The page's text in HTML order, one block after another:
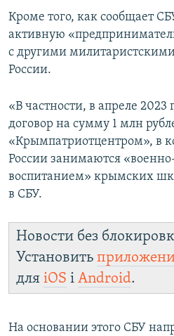
Кроме того, как сообщает
активную
с другими
России.
«В частности, в апреле 2023
договор на сумму 1 млн
«Крымпатриотцентром», в
России занимаются
воспитанием» крымских
в СБУ.
Новости без
Установить
для iOS і Android.
На основании этого СБУ